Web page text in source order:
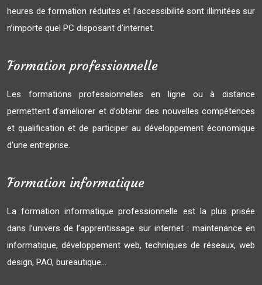
heures de formation réduites et l’accessibilité sont illimitées sur
n’importe quel PC disposant d’internet.
Formation professionnelle
Les formations professionnelles en ligne ou à distance
permettent d’améliorer et d’obtenir des nouvelles compétences
et qualification et de participer au développement économique
d’une entreprise.
Formation informatique
La formation informatique professionnelle est la plus prisée
dans l’univers de l’apprentissage sur internet : maintenance en
informatique, développement web, techniques de réseaux, web
design, PAO, bureautique…